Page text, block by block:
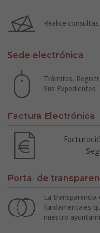
Realice
Sede electrónica
Trámites,
Sus Expedientes
Factura Electrónica
Portal de
La transparencia
fundamentales
nuestro